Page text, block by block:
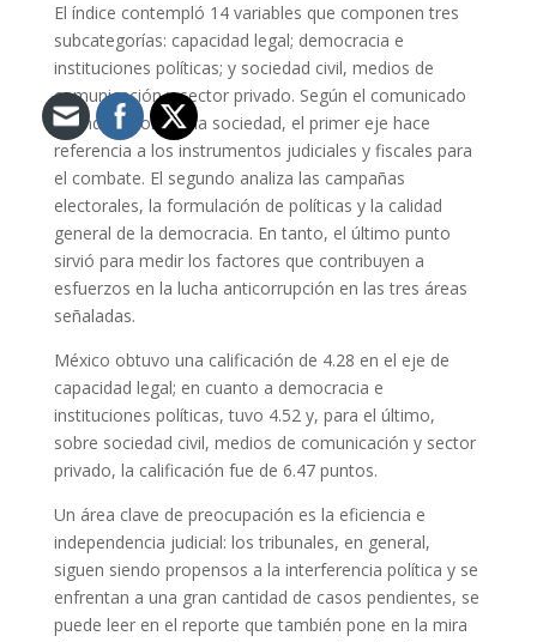
El índice contempló 14 variables que componen tres
subcategorías: capacidad legal; democracia e
instituciones políticas; y sociedad civil, medios de
comunicación y sector privado. Según el comunicado
difundido por dicha sociedad, el primer eje hace
referencia a los instrumentos judiciales y fiscales para
el combate. El segundo analiza las campañas
electorales, la formulación de políticas y la calidad
general de la democracia. En tanto, el último punto
sirvió para medir los factores que contribuyen a
esfuerzos en la lucha anticorrupción en las tres áreas
señaladas.
México obtuvo una calificación de 4.28 en el eje de
capacidad legal; en cuanto a democracia e
instituciones políticas, tuvo 4.52 y, para el último,
sobre sociedad civil, medios de comunicación y sector
privado, la calificación fue de 6.47 puntos.
Un área clave de preocupación es la eficiencia e
independencia judicial: los tribunales, en general,
siguen siendo propensos a la interferencia política y se
enfrentan a una gran cantidad de casos pendientes, se
puede leer en el reporte que también pone en la mira